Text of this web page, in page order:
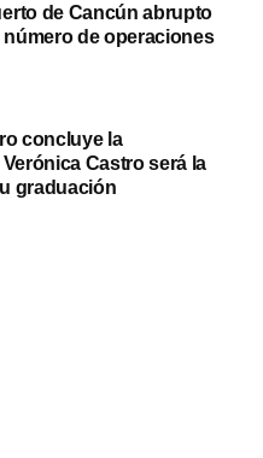
de Cancún abrupto
de operaciones
concluye la
Castro será la
graduación